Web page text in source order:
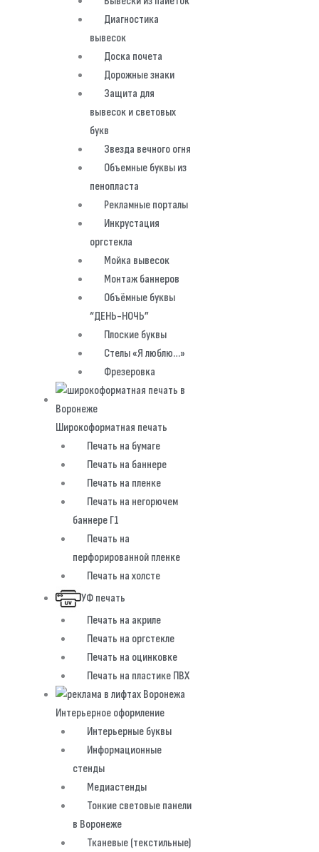
Диагностика
вывесок
Доска почета
Дорожные знаки
Защита для
вывесок и световых
букв
Звезда вечного огня
Объемные буквы из
пенопласта
Рекламные порталы
Инкрустация
оргстекла
Мойка вывесок
Монтаж баннеров
Объёмные буквы
“ДЕНЬ-НОЧЬ”
Плоские буквы
Стелы «Я люблю…»
Фрезеровка
Широкоформатная печать
Печать на бумаге
Печать на баннере
Печать на пленке
Печать на негорючем
баннере Г1
Печать на
перфорированной пленке
Печать на холсте
УФ печать
Печать на акриле
Печать на оргстекле
Печать на оцинковке
Печать на пластике ПВХ
Интерьерное оформление
Интерьерные буквы
Информационные
стенды
Медиастенды
Тонкие световые панели
в Воронеже
Тканевые (текстильные)